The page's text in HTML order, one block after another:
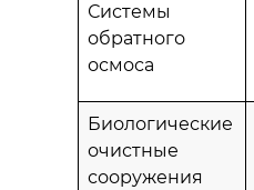
Системы
обратного
осмоса
Биологические
очистные
сооружения